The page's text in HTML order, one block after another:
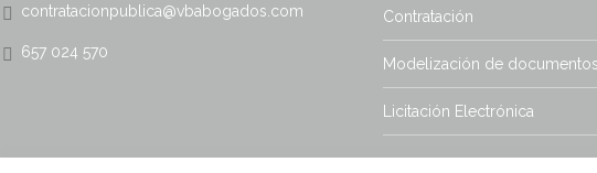
contratacionpublica@vbabogados.com
657 024 570
Contratación
Modelización de documentos
Licitación Electrónica